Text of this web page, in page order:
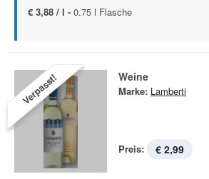
€ 3,88 / l - 0.75 l Flasche
Verpasst! Weine
Marke: Lamberti
Preis: € 2,99